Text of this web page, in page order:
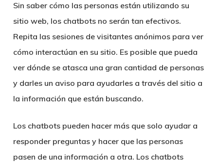
Sin saber cómo las personas están utilizando su
sitio web, los chatbots no serán tan efectivos.
Repita las sesiones de visitantes anónimos para ver
cómo interactúan en su sitio. Es posible que pueda
ver dónde se atasca una gran cantidad de personas
y darles un aviso para ayudarles a través del sitio a
la información que están buscando.
Los chatbots pueden hacer más que solo ayudar a
responder preguntas y hacer que las personas
pasen de una información a otra. Los chatbots